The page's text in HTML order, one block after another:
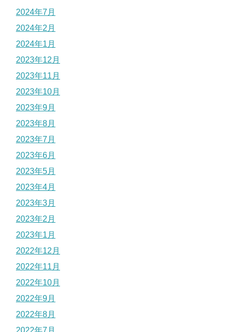
2024年7月
2024年2月
2024年1月
2023年12月
2023年11月
2023年10月
2023年9月
2023年8月
2023年7月
2023年6月
2023年5月
2023年4月
2023年3月
2023年2月
2023年1月
2022年12月
2022年11月
2022年10月
2022年9月
2022年8月